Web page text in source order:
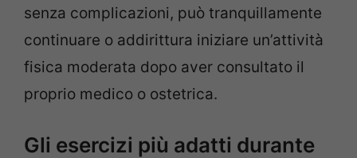
senza complicazioni, può tranquillamente
continuare o addirittura iniziare un’attività
fisica moderata dopo aver consultato il
proprio medico o ostetrica.
Gli esercizi più adatti durante